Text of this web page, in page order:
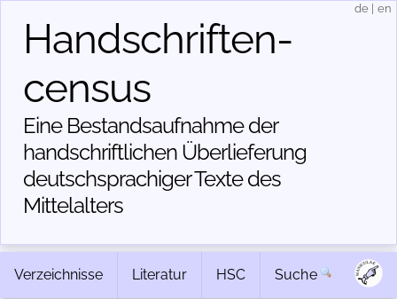
Handschriften­
census
Eine Bestandsaufnahme der
handschriftlichen Über­lieferung
deutschsprachiger Texte des
Mittelalters
de en
Verzeichnisse Literatur HSC Suche